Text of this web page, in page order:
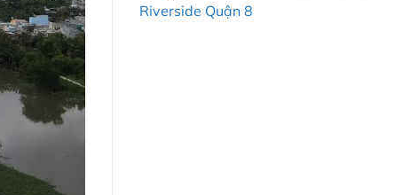
Riverside Quận 8